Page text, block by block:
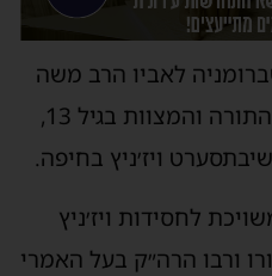
לאביו הרב משה
שטרן. לאחר כניסתו לעול התורה והמצוות בגיל 13,
ויז׳ניץ בחיפה.
לחסידות ויז׳ניץ
ורבו הרה״ק בעל האמרי